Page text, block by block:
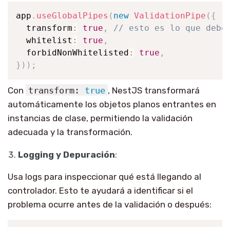
app . useGlobalPipes ( new ValidationPipe ( {
  transform
: true ,
// esto es lo que
  whitelist
: true ,
  forbidNonWhitelisted
: true ,
} ) ) ;
Con transform: true , NestJS transformará
automáticamente los objetos planos entrantes en
instancias de clase, permitiendo la validación
adecuada y la transformación.
Logging y Depuración:
Usa logs para inspeccionar qué está llegando al
controlador. Esto te ayudará a identificar si el
problema ocurre antes de la validación o después: